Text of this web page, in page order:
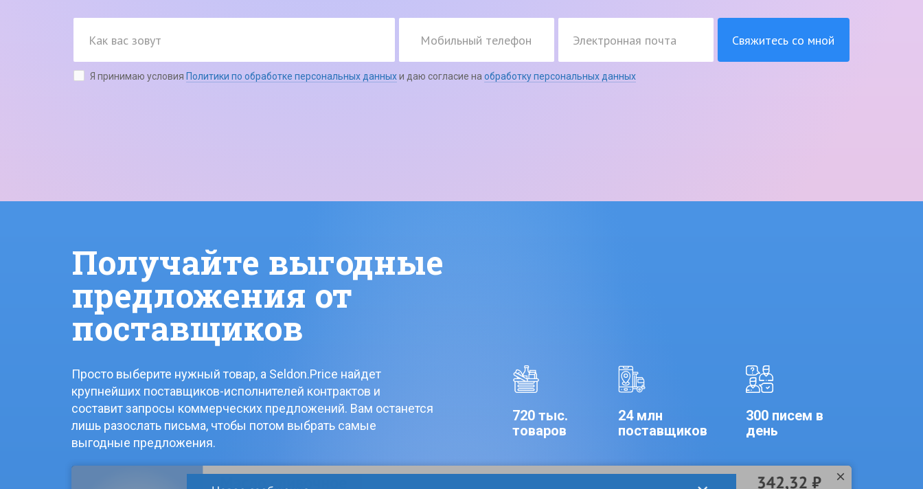
Свяжитесь со мной
Я принимаю условия Политики по обработке персональных данныхи даю согласие на обработку персональных данных
Получайте выгодные
предложения от
поставщиков
Просто выберите нужный товар, а Seldon.Price найдет
крупнейших поставщиков-исполнителей контрактов и
составит запросы коммерческих предложений. Вам останется
лишь разослать письма, чтобы потом выбрать самые
выгодные предложения.
720 тыс.
товаров
24 млн
поставщиков
300 писем в
день